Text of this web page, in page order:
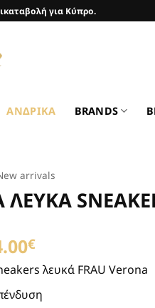
για Κύπρο.
ΑΝΔΡΙΚΑ BRANDS
arrivals
€Η
τιμή
104.00€.
λευκά FRAU Verona